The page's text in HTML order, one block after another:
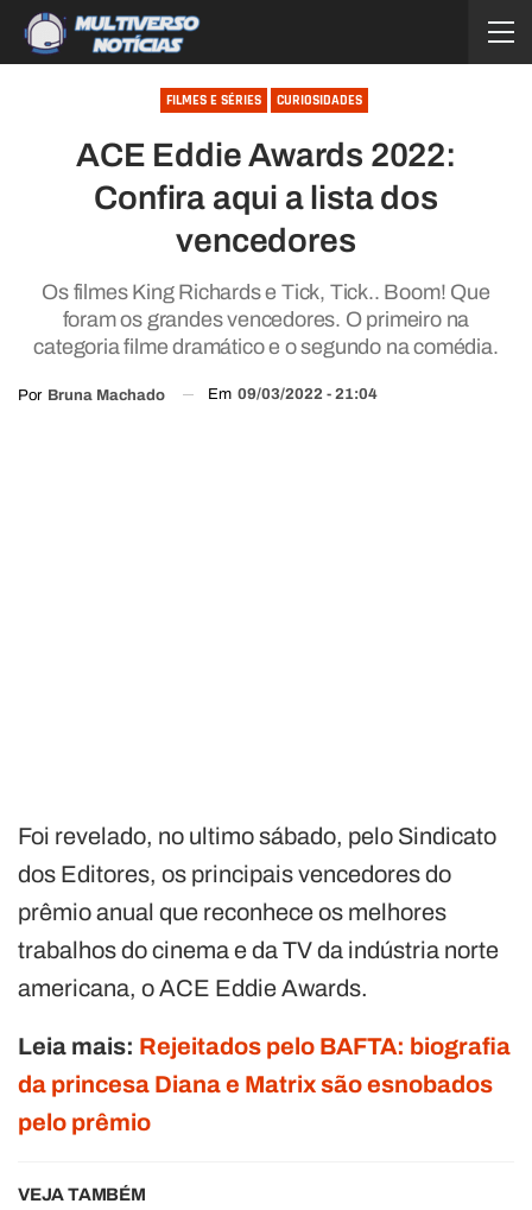
FILMES E SÉRIES CURIOSIDADES
ACE Eddie Awards 2022:
Confira aqui a lista dos
vencedores
Os filmes King Richards e Tick, Tick.. Boom! Que
foram os grandes vencedores. O primeiro na
categoria filme dramático e o segundo na comédia.
Por Bruna Machado Em 09/03/2022 - 21:04
Foi revelado, no ultimo sábado, pelo Sindicato
dos Editores, os principais vencedores do
prêmio anual que reconhece os melhores
trabalhos do cinema e da TV da indústria norte
americana, o ACE Eddie Awards.
Leia mais: Rejeitados pelo BAFTA: biografia
da princesa Diana e Matrix são esnobados
pelo prêmio
VEJA TAMBÉM